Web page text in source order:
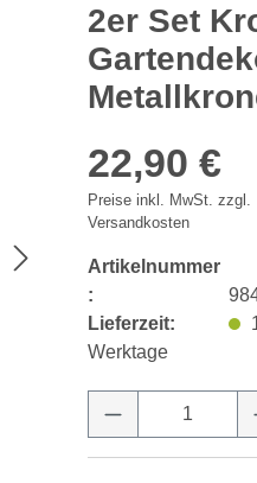
2er Set
22,90 €
Preise inkl. MwSt. zzgl.
Versandkosten
Artikelnummer
:
Lieferzeit:
Werktage
Produkt